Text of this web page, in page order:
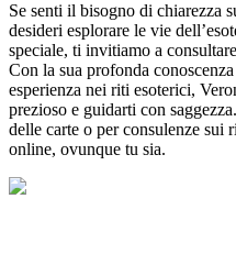
Se senti il bisogno di chiarezza
desideri esplorare le vie
speciale, ti invitiamo a
Con la sua profonda
esperienza nei riti esoterici,
prezioso e guidarti con
delle carte o per consulenze sui
online, ovunque tu sia.